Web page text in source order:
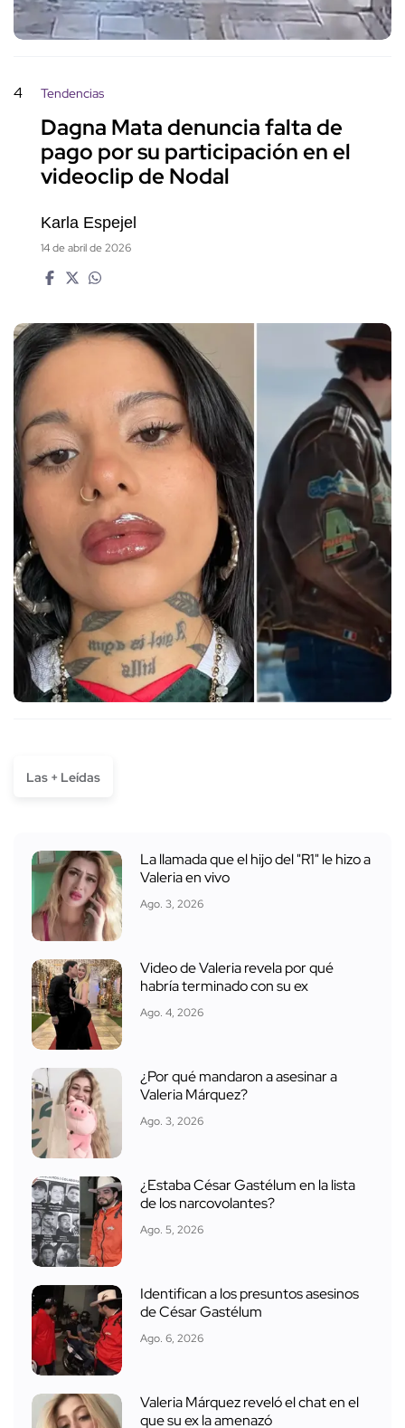
4 Tendencias
Dagna Mata denuncia falta de
pago por su participación en el
videoclip de Nodal
Karla Espejel
14 de abril de 2026
Las + Leídas
La llamada que el hijo del "R1" le hizo a
Valeria en vivo
Ago. 3, 2026
Video de Valeria revela por qué
habría terminado con su ex
Ago. 4, 2026
¿Por qué mandaron a asesinar a
Valeria Márquez?
Ago. 3, 2026
¿Estaba César Gastélum en la lista
de los narcovolantes?
Ago. 5, 2026
Identifican a los presuntos asesinos
de César Gastélum
Ago. 6, 2026
Valeria Márquez reveló el chat en el
que su ex la amenazó